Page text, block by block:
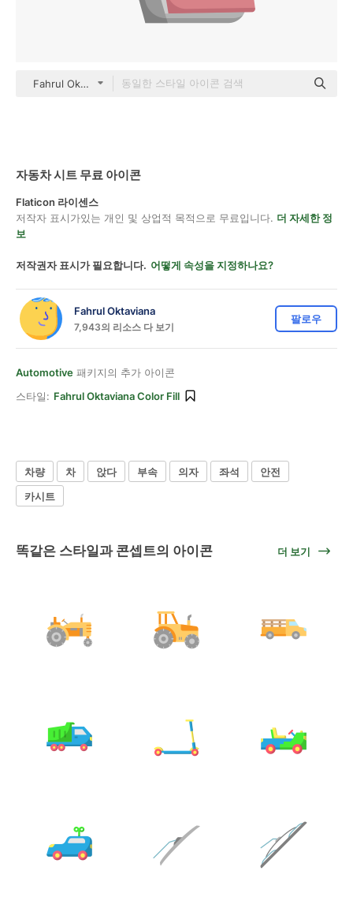
Fahrul Oktaviana color fill
자동차 시트 무료 아이콘
Flaticon 라이센스
저작자 표시가있는 개인 및 상업적 목적으로 무료입니다. 더 자세한 정
보
저작권자 표시가 필요합니다. 어떻게 속성을 지정하나요?
Fahrul Oktaviana
7,943의 리소스 다 보기
팔로우
Automotive 패키지의 추가 아이콘
스타일: Fahrul Oktaviana Color Fill
차량 차 앉다 부속 의자 좌석
안전
카시트
똑같은 스타일과 콘셉트의 아이콘 더 보기